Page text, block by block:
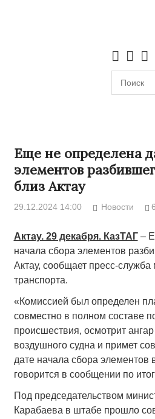
Еще не определена
элементов
близ Актау
29.12.2024 14:00 Новости
Актау. 29 декабря. КазТАГ–
начала сбора элементов
Актау, сообщает пресс-служба
транспорта.
«Комиссией был определен
совместно в полном составе
происшествия, осмотрит
воздушного судна и примет
дате начала сбора элементов
говорится в сообщении по
Под председательством
Карабаева в штабе прошло